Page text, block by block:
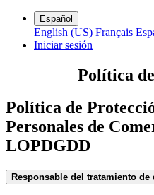
Español
English (US) Français
Iniciar sesión
Política
Política de
Personales de
LOPDGDD
Responsable del tratamiento de